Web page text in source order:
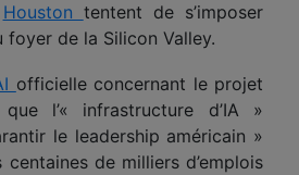
Houston tentent de s’imposer
foyer de la Silicon Valley.
officielle concernant le projet
l’« infrastructure d’IA »
le leadership américain »
de milliers d’emplois